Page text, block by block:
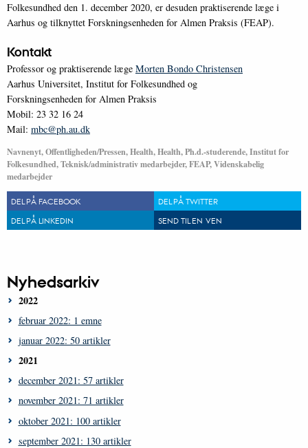
Folkesundhed den 1. december 2020, er desuden praktiserende læge i
Aarhus og tilknyttet Forskningsenheden for Almen Praksis (FEAP).
Kontakt
Professor og praktiserende læge Morten Bondo Christensen
Aarhus Universitet, Institut for Folkesundhed og
Forskningsenheden for Almen Praksis
Mobil: 23 32 16 24
Mail: mbc@ph.au.dk
Navnenyt, Offentligheden/Pressen, Health, Health, Ph.d.-studerende, Institut for
Folkesundhed, Teknisk/administrativ medarbejder, FEAP, Videnskabelig
medarbejder
DEL PÅ FACEBOOK
DEL PÅ TWITTER
DEL PÅ LINKEDIN
SEND TIL EN VEN
Nyhedsarkiv
2022
februar 2022: 1 emne
januar 2022: 50 artikler
2021
december 2021: 57 artikler
november 2021: 71 artikler
oktober 2021: 100 artikler
september 2021: 130 artikler